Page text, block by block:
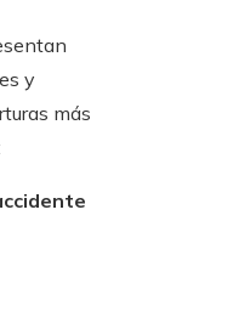
y
más